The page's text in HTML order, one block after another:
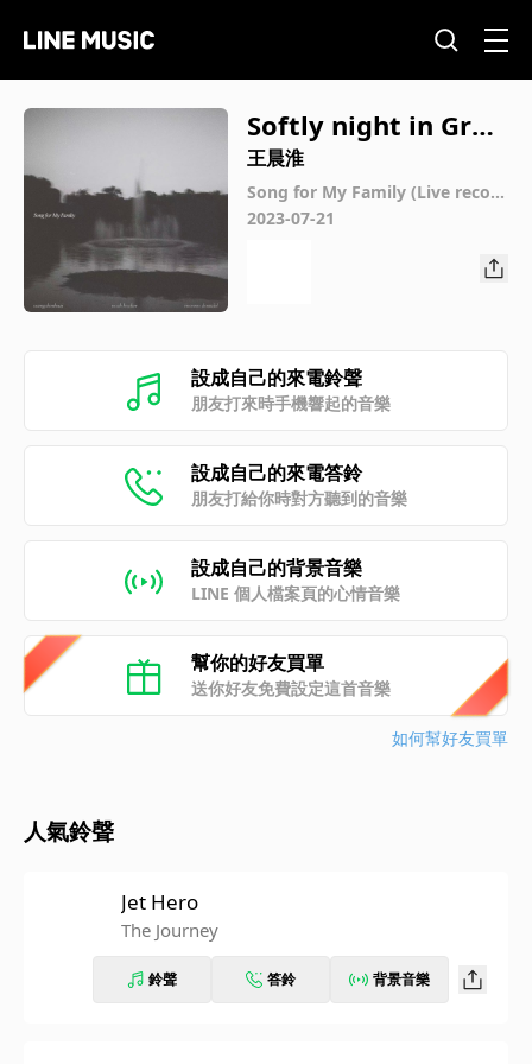
Softly night in Gron
ingen
王晨淮
Song for My Family (Live record
ing in Smoke Beijing)
2023-07-21
設成自己的來電鈴聲
朋友打來時手機響起的音樂
設成自己的來電答鈴
朋友打給你時對方聽到的音樂
設成自己的背景音樂
LINE 個人檔案頁的心情音樂
幫你的好友買單
送你好友免費設定這首音樂
如何幫好友買單
人氣鈴聲
Jet Hero
The Journey
鈴聲 答鈴 背景音樂